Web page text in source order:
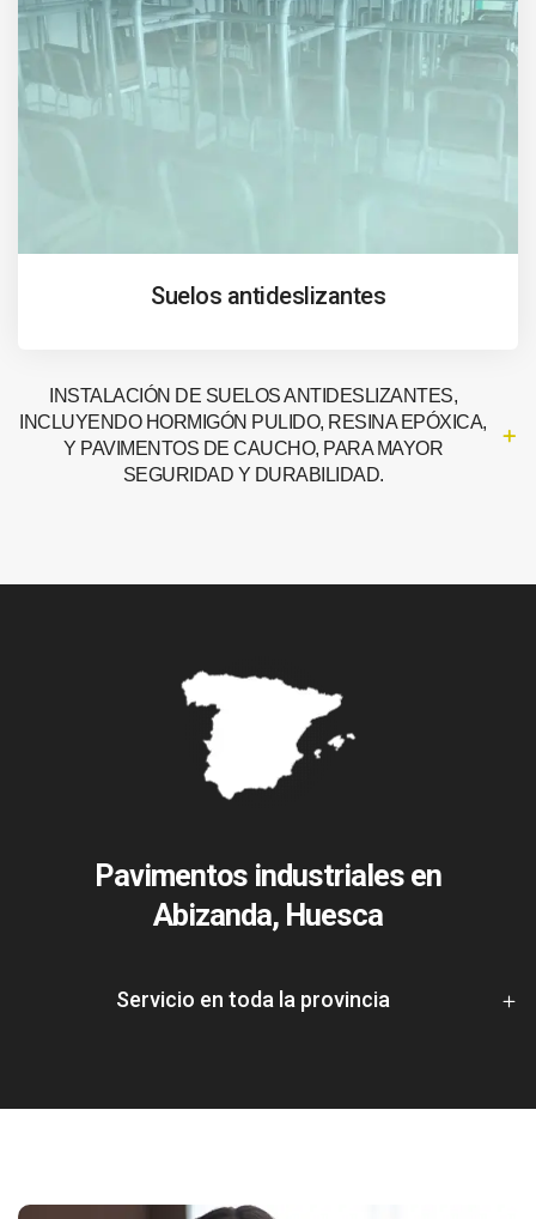
Suelos antideslizantes
INSTALACIÓN DE SUELOS ANTIDESLIZANTES,
INCLUYENDO HORMIGÓN PULIDO, RESINA EPÓXICA,
Y PAVIMENTOS DE CAUCHO, PARA MAYOR
SEGURIDAD Y DURABILIDAD.
Pavimentos industriales en
Abizanda, Huesca
Servicio en toda la provincia